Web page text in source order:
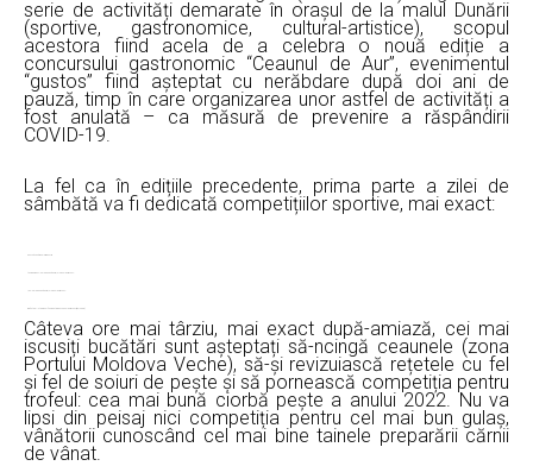
serie de activități demarate în orașul de la malul Dunării
(sportive, gastronomice, cultural-artistice), scopul
acestora fiind acela de a celebra o nouă ediție a
concursului gastronomic “Ceaunul de Aur”, evenimentul
“gustos” fiind așteptat cu nerăbdare după doi ani de
pauză, timp în care organizarea unor astfel de activități a
fost anulată – ca măsură de prevenire a răspândirii
COVID-19.
La fel ca în edițiile precedente, prima parte a zilei de
sâmbătă va fi dedicată competițiilor sportive, mai exact:
Câteva ore mai târziu, mai exact după-amiază, cei mai
iscusiți bucătări sunt așteptați să-ncingă ceaunele (zona
Portului Moldova Veche), să-și revizuiască rețetele cu fel
și fel de soiuri de pește și să pornească competiția pentru
trofeul: cea mai bună ciorbă pește a anului 2022. Nu va
lipsi din peisaj nici competiția pentru cel mai bun gulaș,
vânătorii cunoscând cel mai bine tainele preparării cărnii
de vânat.